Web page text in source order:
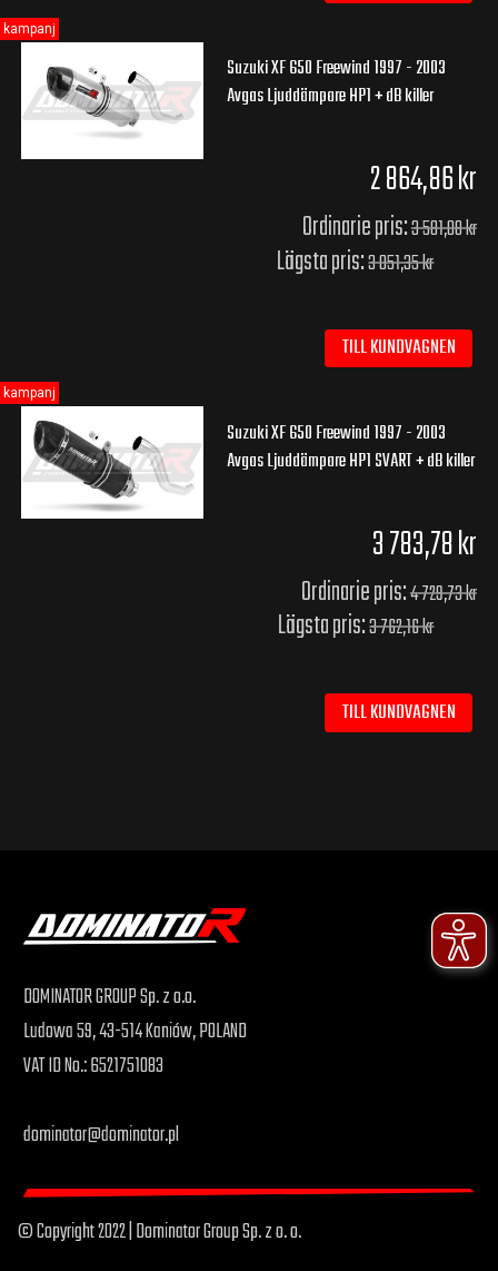
Suzuki XF 650 Freewind 1997 - 2003
Avgas Ljuddämpare HP1 + dB killer
2 864,86 kr
Ordinarie pris:3 581,08 kr
Lägsta pris:3 051,35 kr
TILL KUNDVAGNEN
kampanj
Suzuki XF 650 Freewind 1997 - 2003
Avgas Ljuddämpare HP1 SVART + dB killer
3 783,78 kr
Ordinarie pris:4 729,73 kr
Lägsta pris:3 762,16 kr
TILL KUNDVAGNEN
kampanj
DOMINATOR GROUP Sp. z o.o.
Ludowa 59, 43-514 Kaniów, POLAND
VAT ID No.: 6521751083
dominator@dominator.pl
© Copyright 2022 | Dominator Group Sp. z o. o.